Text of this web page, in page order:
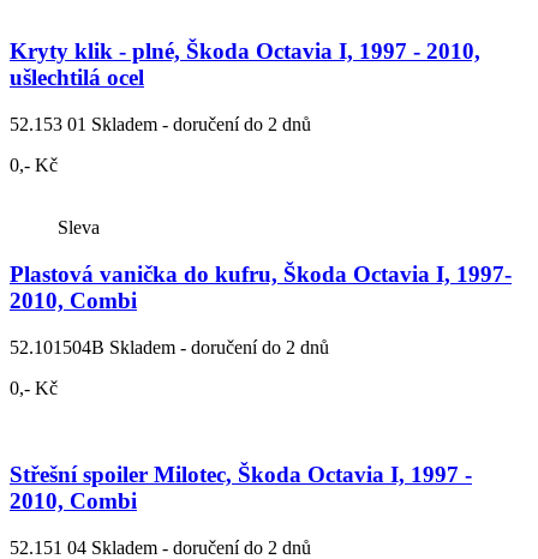
Kryty klik - plné, Škoda Octavia I, 1997 - 2010,
ušlechtilá ocel
52.153 01 Skladem - doručení do 2 dnů
0,- Kč
Sleva
Plastová vanička do kufru, Škoda Octavia I, 1997-
2010, Combi
52.101504B Skladem - doručení do 2 dnů
0,- Kč
Střešní spoiler Milotec, Škoda Octavia I, 1997 -
2010, Combi
52.151 04 Skladem - doručení do 2 dnů